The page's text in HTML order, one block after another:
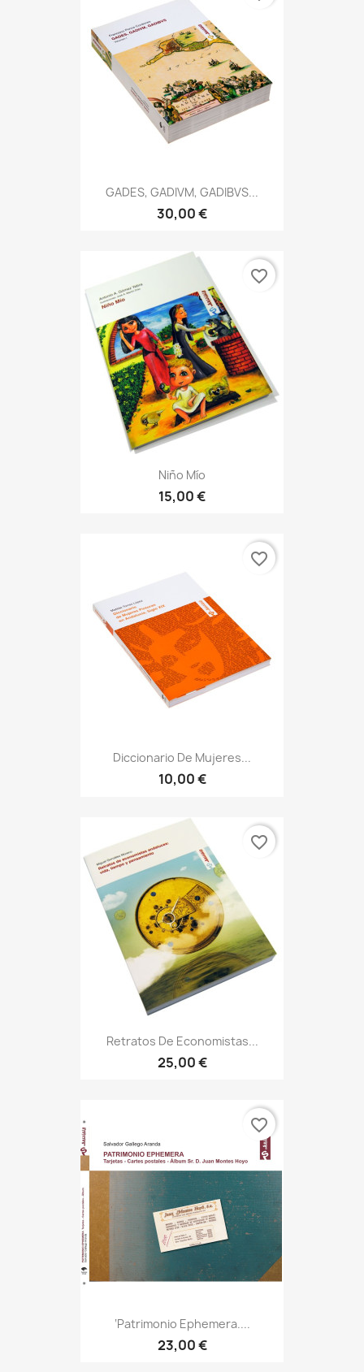
GADES, GADIVM, GADIBVS...
30,00 €
Niño Mío
15,00 €
favorite_border
Diccionario De Mujeres...
10,00 €
favorite_border
Retratos De Economistas...
25,00 €
favorite_border
‘Patrimonio Ephemera....
23,00 €
favorite_border